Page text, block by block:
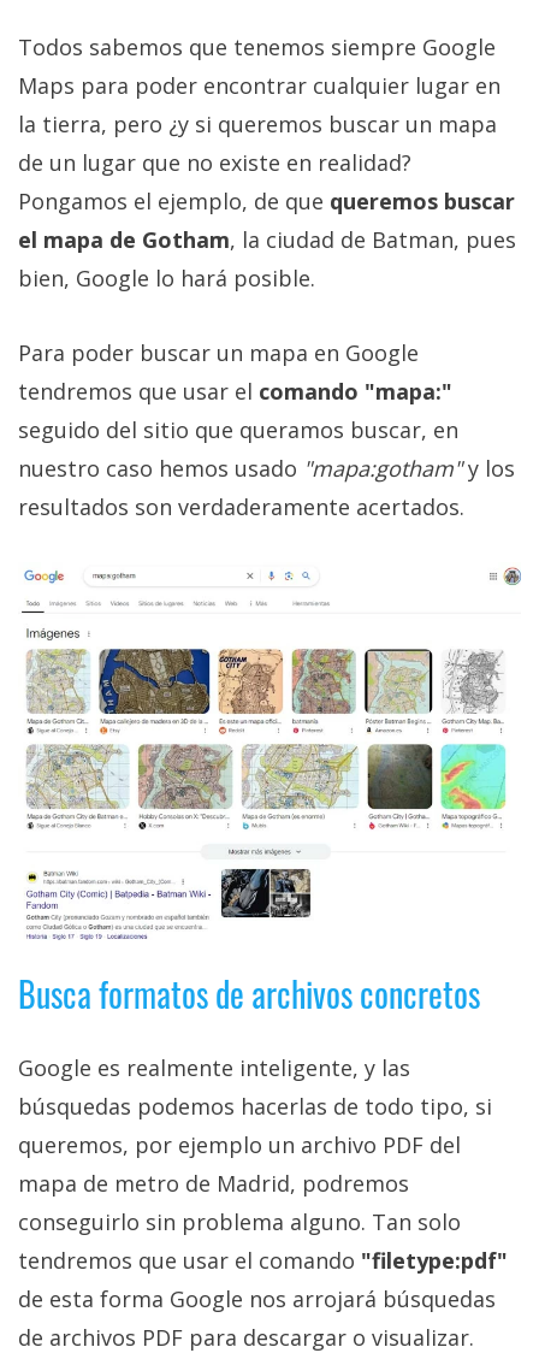
Todos sabemos que tenemos siempre Google
Maps para poder encontrar cualquier lugar en
la tierra, pero ¿y si queremos buscar un mapa
de un lugar que no existe en realidad?
Pongamos el ejemplo, de que queremos buscar
el mapa de Gotham, la ciudad de Batman, pues
bien, Google lo hará posible.
Para poder buscar un mapa en Google
tendremos que usar el comando "mapa:"
seguido del sitio que queramos buscar, en
nuestro caso hemos usado "mapa:gotham"y los
resultados son verdaderamente acertados.
Busca formatos de archivos concretos
Google es realmente inteligente, y las
búsquedas podemos hacerlas de todo tipo, si
queremos, por ejemplo un archivo PDF del
mapa de metro de Madrid, podremos
conseguirlo sin problema alguno. Tan solo
tendremos que usar el comando "filetype:pdf"
de esta forma Google nos arrojará búsquedas
de archivos PDF para descargar o visualizar.